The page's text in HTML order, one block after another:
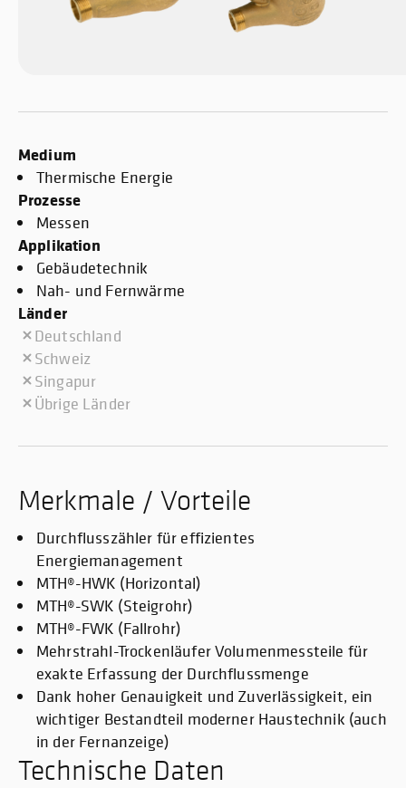
Medium
Thermische Energie
Prozesse
Messen
Applikation
Gebäudetechnik
Nah- und Fernwärme
Länder
Deutschland
Schweiz
Singapur
Übrige Länder
Merkmale / Vorteile
Durchflusszähler für effizientes
Energiemanagement
MTH®-HWK (Horizontal)
MTH®-SWK (Steigrohr)
MTH®-FWK (Fallrohr)
Mehrstrahl-Trockenläufer Volumenmessteile für
exakte Erfassung der Durchflussmenge
Dank hoher Genauigkeit und Zuverlässigkeit, ein
wichtiger Bestandteil moderner Haustechnik (auch
in der Fernanzeige)
Technische Daten